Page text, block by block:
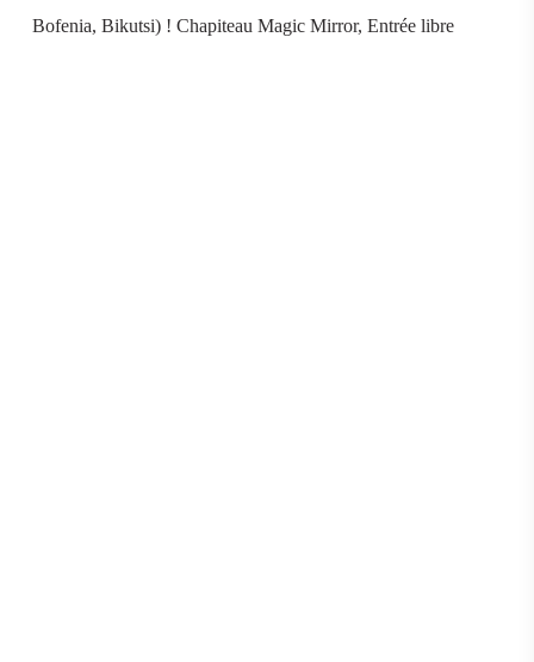
Bofenia, Bikutsi) ! Chapiteau Magic Mirror, Entrée libre